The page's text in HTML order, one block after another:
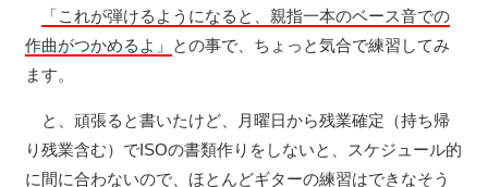
「これが弾けるようになると、親指一本のベース音での
作曲がつかめるよ」
との事で、ちょっと気合で練習してみ
ます。
と、頑張ると書いたけど、月曜日から残業確定（持ち帰
り残業含む）でISOの書類作りをしないと、スケジュール的
に間に合わないので、ほとんどギターの練習はできなそう